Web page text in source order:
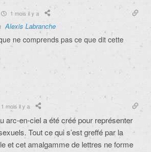
1 mois il y a
Alexis Labranche
ne comprends pas ce que dit cette
1 mois il y a
arc-en-ciel a été créé pour représenter
Tout ce qui s’est greffé par la
et cet amalgamme de lettres ne forme